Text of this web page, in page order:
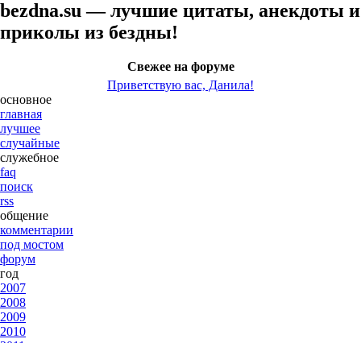
bezdna.su — лучшие цитаты, анекдоты и
приколы из бездны!
Свежее на форуме
Приветствую вас, Данила!
основное
главная
лучшее
случайные
служебное
faq
поиск
rss
общение
комментарии
под мостом
форум
год
2007
2008
2009
2010